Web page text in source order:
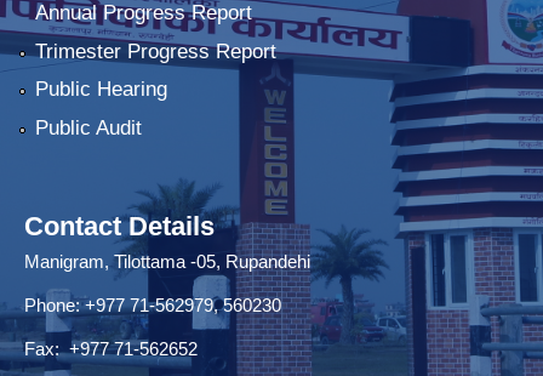
Annual Progress Report
Trimester Progress Report
Public Hearing
Public Audit
Contact Details
Manigram, Tilottama -05, Rupandehi
Phone: +977 71-562979, 560230
Fax: +977 71-562652